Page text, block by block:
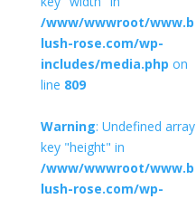
/www/wwwroot/www.b
lush-rose.com/wp-
includes/media.php on
line 809
Warning: Undefined array
key "height" in
/www/wwwroot/www.b
lush-rose.com/wp-